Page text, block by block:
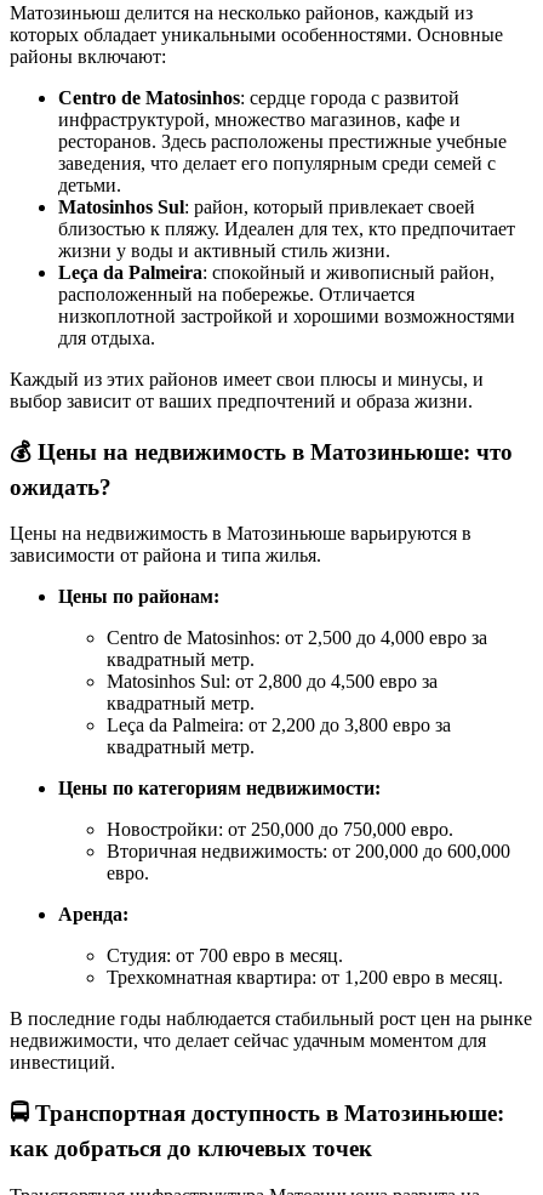
Матозиньюш делится на несколько районов, каждый из
которых обладает уникальными особенностями. Основные
районы включают:
Centro de Matosinhos: сердце города с развитой
инфраструктурой, множество магазинов, кафе и
ресторанов. Здесь расположены престижные учебные
заведения, что делает его популярным среди семей с
детьми.
Matosinhos Sul: район, который привлекает своей
близостью к пляжу. Идеален для тех, кто предпочитает
жизни у воды и активный стиль жизни.
Leça da Palmeira: спокойный и живописный район,
расположенный на побережье. Отличается
низкоплотной застройкой и хорошими возможностями
для отдыха.
Каждый из этих районов имеет свои плюсы и минусы, и
выбор зависит от ваших предпочтений и образа жизни.
💰 Цены на недвижимость в Матозиньюше: что
ожидать?
Цены на недвижимость в Матозиньюше варьируются в
зависимости от района и типа жилья.
Цены по районам:
Centro de Matosinhos: от 2,500 до 4,000 евро за
квадратный метр.
Matosinhos Sul: от 2,800 до 4,500 евро за
квадратный метр.
Leça da Palmeira: от 2,200 до 3,800 евро за
квадратный метр.
Цены по категориям недвижимости:
Новостройки: от 250,000 до 750,000 евро.
Вторичная недвижимость: от 200,000 до 600,000
евро.
Аренда:
Студия: от 700 евро в месяц.
Трехкомнатная квартира: от 1,200 евро в месяц.
В последние годы наблюдается стабильный рост цен на рынке
недвижимости, что делает сейчас удачным моментом для
инвестиций.
🚍 Транспортная доступность в Матозиньюше:
как добраться до ключевых точек